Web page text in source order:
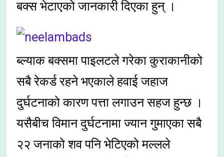
बक्स भेटाएको जानकारी दिएका हुन् ।
ब्ल्याक बक्समा पाइलटले गरेका कुराकानीको
सबै रेकर्ड रहने भएकाले हवाई जहाज
दुर्घटनाको कारण पत्ता लगाउन सहज हुन्छ ।
यसैबीच विमान दुर्घटनामा ज्यान गुमाएका सबै
२२ जनाको शव पनि भेटिएको मल्लले